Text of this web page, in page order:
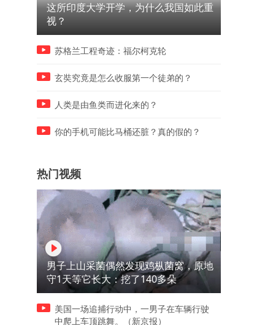
攻，下一秒直接原地躺平！
起来”，美女起身蒙圈了
这所印度大学开学，为什么我国如此重
视？
苏格兰工程奇迹：福尔柯克轮
玄奘究竟是怎么收服第一个徒弟的？
人类是由鱼类而进化来的？
你的手机可能比马桶还脏？真的假的？
热门视频
男子上山采菌偶然发现鸡枞菌窝，原地
守1天等它长大：挖了140多朵
美国一场追捕行动中，一男子在车辆行驶
中爬上车顶跳舞。（新京报）